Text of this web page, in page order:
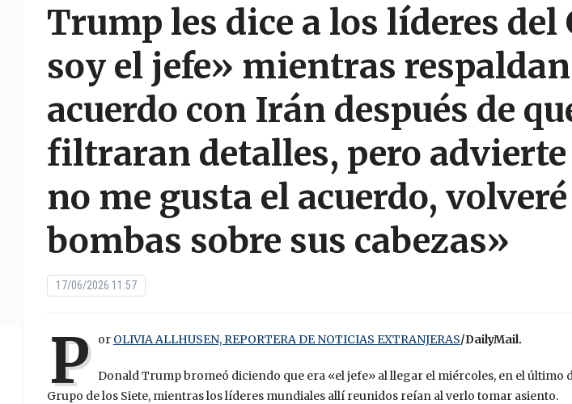
Trump les dice a los líderes del
soy el jefe» mientras
acuerdo con Irán después de
filtraran detalles, pero advierte
no me gusta el acuerdo,
bombas sobre sus cabezas»
17/06/2026 11:57
P or OLIVIA ALLHUSEN, REPORTERA DE NOTICIAS EXTRANJERAS/DailyMail.
Donald Trump bromeó diciendo que era «el jefe» al llegar el miércoles, en el último
Grupo de los Siete, mientras los líderes mundiales allí reunidos reían al verlo tomar asiento.